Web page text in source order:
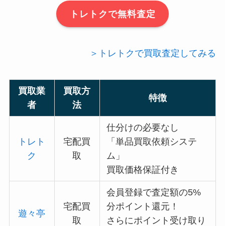
トレトクで無料査定
＞トレトクで買取査定してみる
買取業
者
買取方
法
特徴
トレト
ク
宅配買
取
仕分けの必要なし
「単品買取依頼システ
ム」
買取価格保証付き
遊々亭
宅配買
取
会員登録で査定額の5%
分ポイント還元！
さらにポイント受け取り